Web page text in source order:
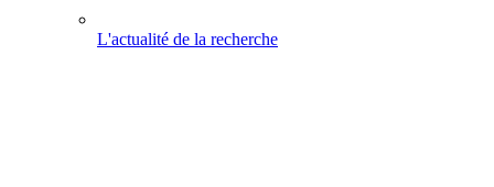
L'actualité de la recherche